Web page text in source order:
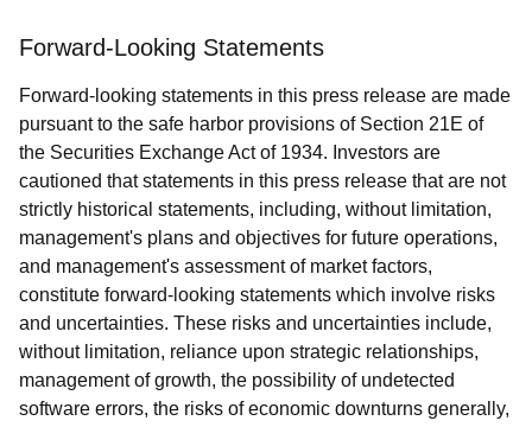
Forward-Looking Statements
Forward-looking statements in this press release are made
pursuant to the safe harbor provisions of Section 21E of
the Securities Exchange Act of 1934. Investors are
cautioned that statements in this press release that are not
strictly historical statements, including, without limitation,
management's plans and objectives for future operations,
and management's assessment of market factors,
constitute forward-looking statements which involve risks
and uncertainties. These risks and uncertainties include,
without limitation, reliance upon strategic relationships,
management of growth, the possibility of undetected
software errors, the risks of economic downturns generally,